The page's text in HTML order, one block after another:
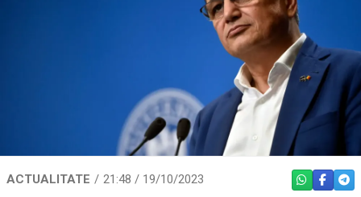
ACTUALITATE 21:48 / 19/10/2023 WHATSAPP